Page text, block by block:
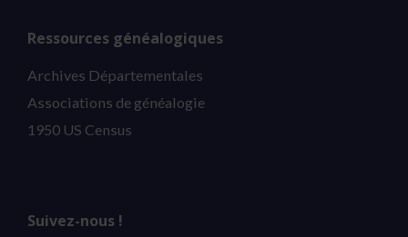
Ressources généalogiques
Archives Départementales
Associations de généalogie
1950 US Census
Suivez-nous !